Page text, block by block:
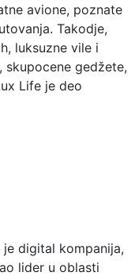
avione, poznate
Takodje,
luksuzne vile i
skupocene gedžete,
Life je deo
je digital kompanija,
lider u oblasti